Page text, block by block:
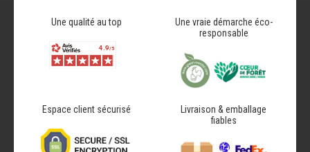
Une qualité au top
Une vraie démarche éco-
responsable
Espace client sécurisé
Livraison & emballage
fiables